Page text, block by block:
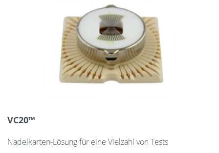
VC20™
Nadelkarten-Lösung für eine Vielzahl von Tests